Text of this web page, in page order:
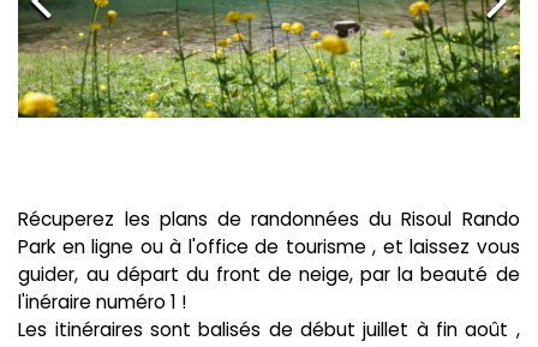
Récuperez les plans de randonnées du Risoul Rando
Park en ligne ou à l'office de tourisme , et laissez vous
guider, au départ du front de neige, par la beauté de
l'inéraire numéro 1 !
Les itinéraires sont balisés de début juillet à fin août ,